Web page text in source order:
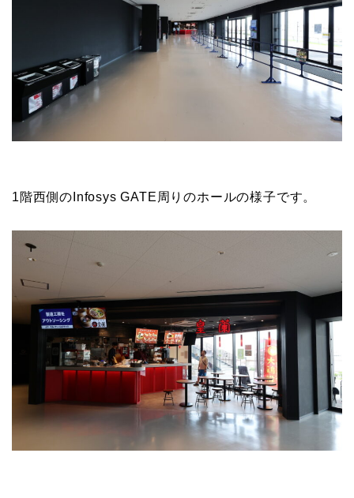
1階西側のInfosys GATE周りのホールの様子です。